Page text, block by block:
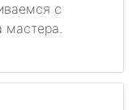
с
мастера.